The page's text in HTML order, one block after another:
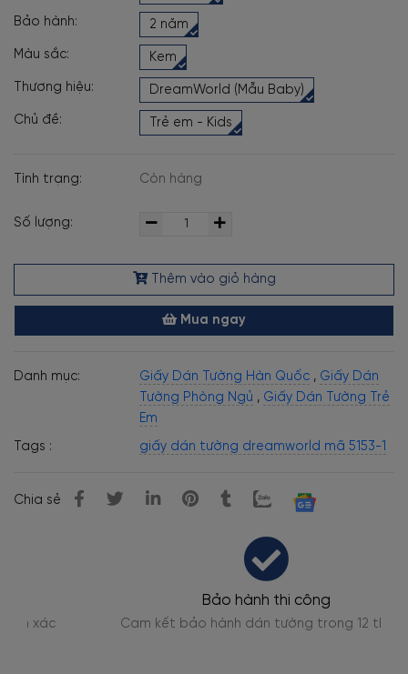
Bảo hành: 2 năm
Màu sắc: Kem
Thương hiệu: DreamWorld (Mẫu Baby)
Chủ đề: Trẻ em - Kids
Tình trạng: Còn hàng
Số lượng:
Thêm vào giỏ hàng
Mua ngay
Danh mục: Giấy Dán Tường Hàn Quốc , Giấy Dán
Tường Phòng Ngủ , Giấy Dán Tường Trẻ
Em
Tags :
giấy dán tường dreamworld mã 5153-1
Chia sẻ
Bảo hành thi công
Cam kết bảo hành dán tường trong 12 tháng